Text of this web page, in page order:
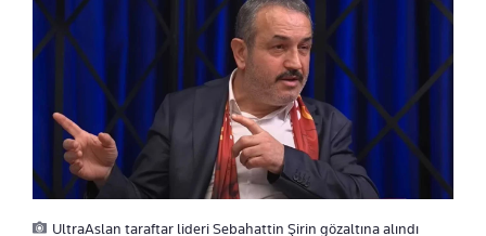
UltraAslan taraftar lideri Sebahattin Şirin gözaltına alındı